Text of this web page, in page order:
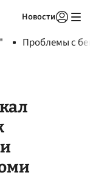
Новости
Проблемы с